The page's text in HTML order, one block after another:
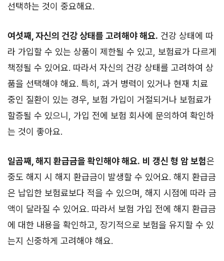
선택하는 것이 중요해요.
여섯째, 자신의 건강 상태를 고려해야 해요. 건강 상태에 따
라 가입할 수 있는 상품이 제한될 수 있고, 보험료가 다르게
책정될 수 있어요. 따라서 자신의 건강 상태를 고려하여 상
품을 선택해야 해요. 특히, 과거 병력이 있거나 현재 치료
중인 질환이 있는 경우, 보험 가입이 거절되거나 보험료가
할증될 수 있으니, 가입 전에 보험 회사에 문의하여 확인하
는 것이 좋아요.
일곱째, 해지 환급금을 확인해야 해요. 비 갱신 형 암 보험은
중도 해지 시 해지 환급금이 발생할 수 있어요. 해지 환급금
은 납입한 보험료보다 적을 수 있으며, 해지 시점에 따라 금
액이 달라질 수 있어요. 따라서 보험 가입 전에 해지 환급금
에 대한 내용을 확인하고, 장기적으로 보험을 유지할 수 있
는지 신중하게 고려해야 해요.